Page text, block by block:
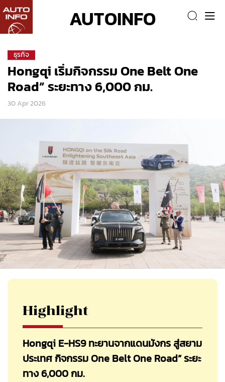
AUTOINFO
ธุรกิจ
Hongqi เริ่มกิจกรรม One Belt One
Road” ระยะทาง 6,000 กม.
30 Apr 2026
Highlight
Hongqi E-HS9 ทะยานจากแดนมังกร สู่สยาม
ประเทศ กิจกรรม One Belt One Road” ระยะ
ทาง 6,000 กม.